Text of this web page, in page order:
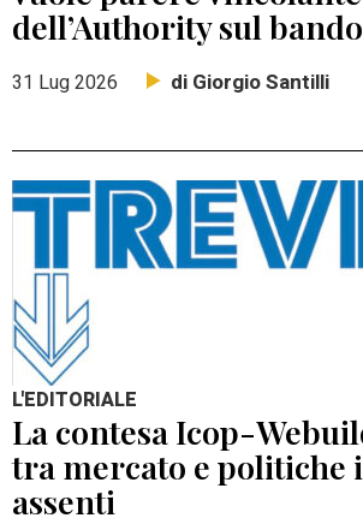
dell’Authority sul bando
31 Lug 2026 di Giorgio Santilli
L'EDITORIALE
La contesa Icop-
tra mercato e
assenti